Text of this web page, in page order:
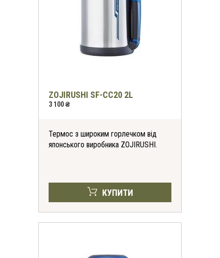
ZOJIRUSHI SF-CС20 2L
3 100 ₴
Термос з широким горлечком від
японського виробника ZOJIRUSHI.
КУПИТИ